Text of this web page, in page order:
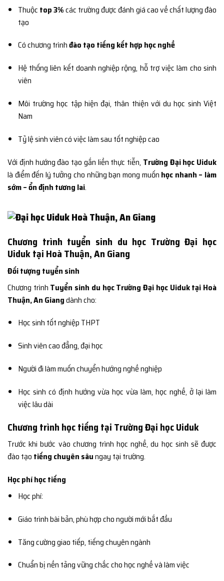
Thuộc top 3%các trường được đánh giá cao về chất lượng đào
tạo
Có chương trìnhđào tạo tiếng kết hợp học nghề
Hệ thống liên kết doanh nghiệp rộng, hỗ trợ việc làm cho sinh
viên
Môi trường học tập hiện đại, thân thiện với du học sinh Việt
Nam
Tỷ lệ sinh viên có việc làm sau tốt nghiệp cao
Với định hướng đào tạo gắn liền thực tiễn, Trường Đại học Uiduk
là điểm đến lý tưởng cho những bạn mong muốn học nhanh – làm
sớm – ổn định tương lai.
Chương trình tuyển sinh du học Trường Đại học
Uiduk tại Hoà Thuận, An Giang
Đối tượng tuyển sinh
Chương trình Tuyển sinh du học Trường Đại học Uiduk tại Hoà
Thuận, An Giangdành cho:
Học sinh tốt nghiệp THPT
Sinh viên cao đẳng, đại học
Người đi làm muốn chuyển hướng nghề nghiệp
Học sinh có định hướng vừa học vừa làm, học nghề, ở lại làm
việc lâu dài
Chương trình học tiếng tại Trường Đại học Uiduk
Trước khi bước vào chương trình học nghề, du học sinh sẽ được
đào tạo tiếng chuyên sâungay tại trường.
Học phí học tiếng
Học phí:
Giáo trình bài bản, phù hợp cho người mới bắt đầu
Tăng cường giao tiếp, tiếng chuyên ngành
Chuẩn bị nền tảng vững chắc cho học nghề và làm việc